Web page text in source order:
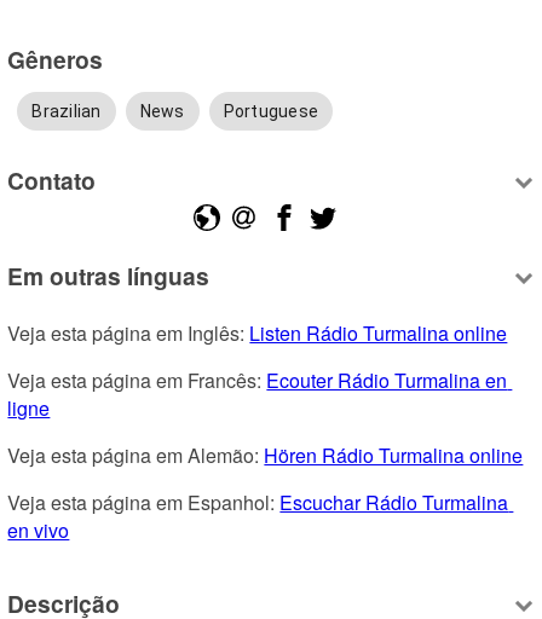
Gêneros
Brazilian News Portuguese
Contato
Em outras línguas
Veja esta página em Inglês: Listen Rádio Turmalina online
Veja esta página em Francês: Ecouter Rádio Turmalina en
ligne
Veja esta página em Alemão: Hören Rádio Turmalina online
Veja esta página em Espanhol: Escuchar Rádio Turmalina
en vivo
Descrição